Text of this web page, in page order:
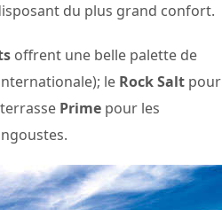
du plus grand confort.
offrent une belle palette de
le Rock Salt pour
Prime pour les